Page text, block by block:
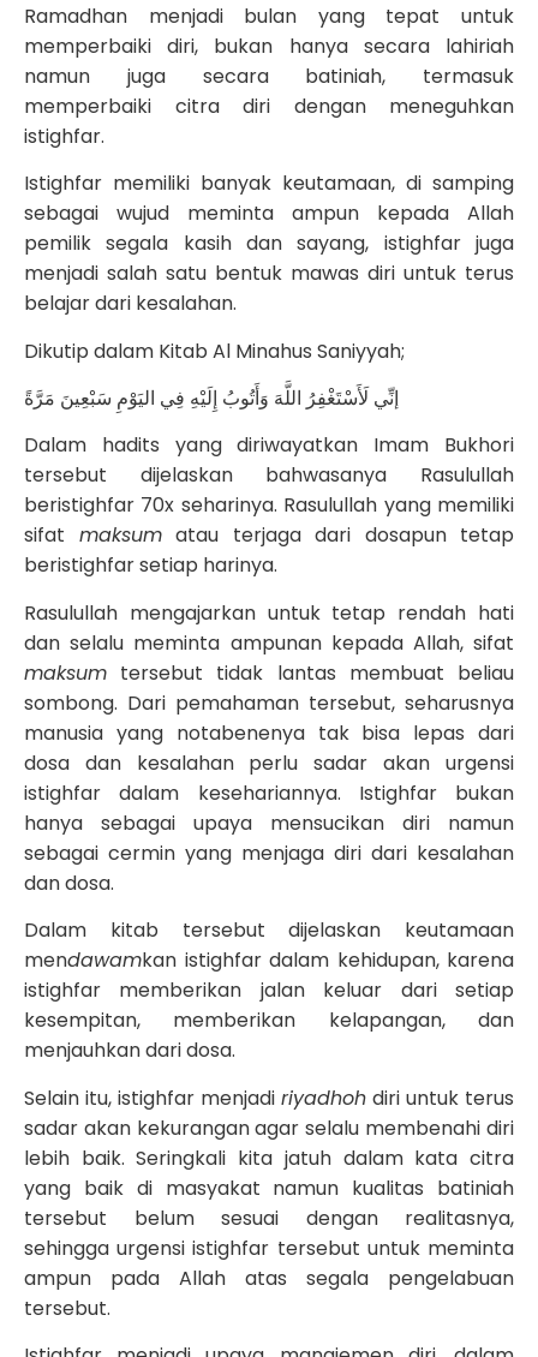
Ramadhan menjadi bulan yang tepat untuk
memperbaiki diri, bukan hanya secara lahiriah
namun juga secara batiniah, termasuk
memperbaiki citra diri dengan meneguhkan
istighfar.
Istighfar memiliki banyak keutamaan, di samping
sebagai wujud meminta ampun kepada Allah
pemilik segala kasih dan sayang, istighfar juga
menjadi salah satu bentuk mawas diri untuk terus
belajar dari kesalahan.
Dikutip dalam Kitab Al Minahus Saniyyah;
إنِّي لَأَسْتَغْفِرُ اللَّهَ وَأَتُوبُ إِلَيْهِ فِي اليَوْمِ سَبْعِينَ مَرَّةً
Dalam hadits yang diriwayatkan Imam Bukhori
tersebut dijelaskan bahwasanya Rasulullah
beristighfar 70x seharinya. Rasulullah yang memiliki
sifat maksumatau terjaga dari dosapun tetap
beristighfar setiap harinya.
Rasulullah mengajarkan untuk tetap rendah hati
dan selalu meminta ampunan kepada Allah, sifat
maksum tersebut tidak lantas membuat beliau
sombong. Dari pemahaman tersebut, seharusnya
manusia yang notabenenya tak bisa lepas dari
dosa dan kesalahan perlu sadar akan urgensi
istighfar dalam kesehariannya. Istighfar bukan
hanya sebagai upaya mensucikan diri namun
sebagai cermin yang menjaga diri dari kesalahan
dan dosa.
Dalam kitab tersebut dijelaskan keutamaan
mendawamkan istighfar dalam kehidupan, karena
istighfar memberikan jalan keluar dari setiap
kesempitan, memberikan kelapangan, dan
menjauhkan dari dosa.
Selain itu, istighfar menjadi riyadhoh diri untuk terus
sadar akan kekurangan agar selalu membenahi diri
lebih baik. Seringkali kita jatuh dalam kata citra
yang baik di masyakat namun kualitas batiniah
tersebut belum sesuai dengan realitasnya,
sehingga urgensi istighfar tersebut untuk meminta
ampun pada Allah atas segala pengelabuan
tersebut.